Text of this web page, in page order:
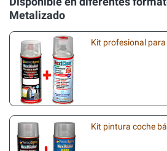
Metalizado
Kit profesional
Kit pintura coche